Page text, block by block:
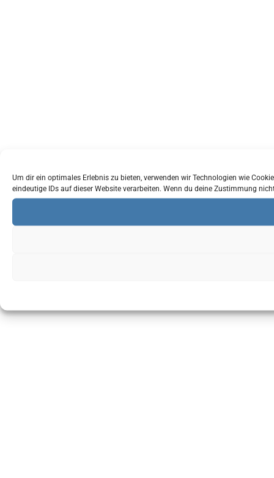
Um dir ein optimales Erlebnis zu bieten, verwenden wir Technologien wie
eindeutige IDs auf dieser Website verarbeiten. Wenn du deine Zustimmung